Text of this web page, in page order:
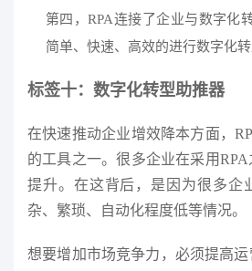
第四，RPA连接了企业与数字化
简单、快速、高效的进行数字化转
标签十：数字化转型助推器
在快速推动企业增效降本方面，
的工具之一。很多企业在采用
提升。在这背后，是因为很多企
杂、繁琐、自动化程度低等情况。
想要增加市场竞争力，必须提高